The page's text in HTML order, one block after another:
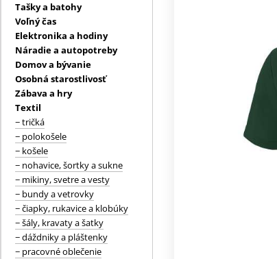
Tašky a batohy
Voľný čas
Elektronika a hodiny
Náradie a autopotreby
Domov a bývanie
Osobná starostlivosť
Zábava a hry
Textil
− tričká
− polokošele
− košele
− nohavice, šortky a sukne
− mikiny, svetre a vesty
− bundy a vetrovky
− čiapky, rukavice a klobúky
− šály, kravaty a šatky
− dáždniky a pláštenky
− pracovné oblečenie